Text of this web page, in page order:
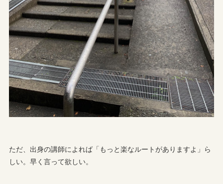
ただ、出身の講師によれば「もっと楽なルートがありますよ」ら
しい。早く言って欲しい。